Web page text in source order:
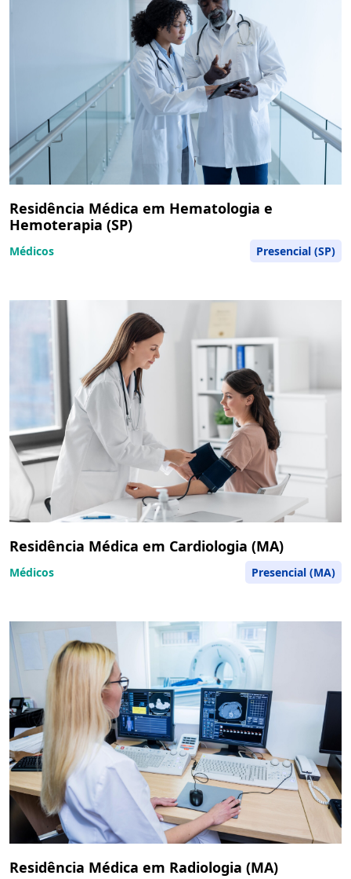
Residência Médica em Hematologia e
Hemoterapia (SP)
Médicos Presencial (SP)
Residência Médica em Cardiologia (MA)
Médicos Presencial (MA)
Residência Médica em Radiologia (MA)